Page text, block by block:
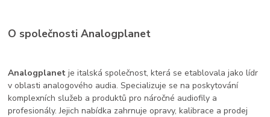
O společnosti Analogplanet
Analogplanet je italská společnost, která se etablovala jako lídr
v oblasti analogového audia. Specializuje se na poskytování
komplexních služeb a produktů pro náročné audiofily a
profesionály. Jejich nabídka zahrnuje opravy, kalibrace a prodej